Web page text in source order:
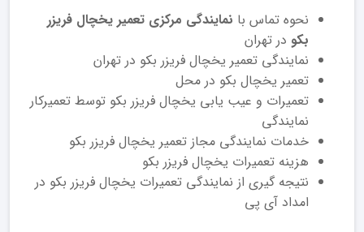
نحوه تماس با نمایندگی مرکزی تعمیر یخچال فریزر
بکو در تهران
نمایندگی تعمیر یخچال فریزر بکو در تهران
تعمیر یخچال بکو در محل
تعمیرات و عیب یابی یخچال فریزر بکو توسط تعمیرکار
نمایندگی
خدمات نمایندگی مجاز تعمیر یخچال فریزر بکو
هزینه تعمیرات یخچال فریزر بکو
نتیجه گیری از نمایندگی تعمیرات یخچال فریزر بکو در
امداد آی پی